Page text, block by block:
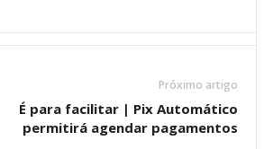
Próximo artigo
É para facilitar | Pix Automático
permitirá agendar pagamentos